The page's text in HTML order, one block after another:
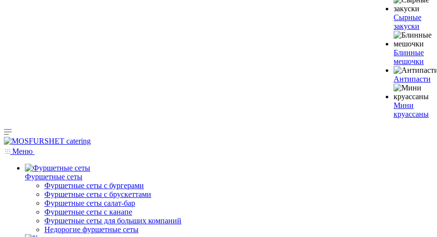
Сырные
закуски
Блинные
мешочки
Антипасти
Мини
круассаны
Меню
Фуршетные сеты
Фуршетные сеты с бургерами
Фуршетные сеты с брускеттами
Фуршетные сеты салат-бар
Фуршетные сеты с канапе
Фуршетные сеты для больших компаний
Недорогие фуршетные сеты